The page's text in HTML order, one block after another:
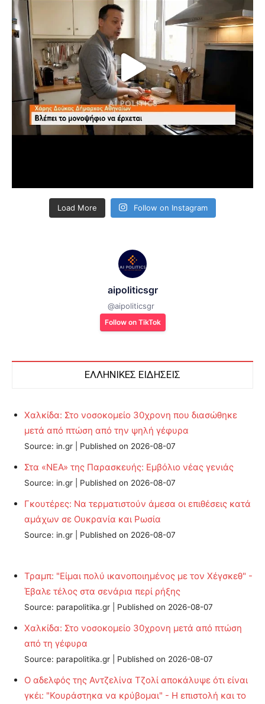
Load More Follow on Instagram
aipoliticsgr
@aipoliticsgr
Follow on TikTok
ΕΛΛΗΝΙΚΕΣ ΕΙΔΗΣΕΙΣ
Χαλκίδα: Στο νοσοκομείο 30χρονη που διασώθηκε
μετά από πτώση από την ψηλή γέφυρα
Source: in.gr Published on 2026-08-07
Στα «ΝΕΑ» της Παρασκευής: Εμβόλιο νέας γενιάς
Source: in.gr Published on 2026-08-07
Γκουτέρες: Να τερματιστούν άμεσα οι επιθέσεις κατά
αμάχων σε Ουκρανία και Ρωσία
Source: in.gr Published on 2026-08-07
Τραμπ: "Είμαι πολύ ικανοποιημένος με τον Χέγσκεθ" -
Έβαλε τέλος στα σενάρια περί ρήξης
Source: parapolitika.gr Published on 2026-08-07
Χαλκίδα: Στο νοσοκομείο 30χρονη μετά από πτώση
από τη γέφυρα
Source: parapolitika.gr Published on 2026-08-07
Ο αδελφός της Αντζελίνα Τζολί αποκάλυψε ότι είναι
γκέι: "Κουράστηκα να κρύβομαι" - Η επιστολή και το